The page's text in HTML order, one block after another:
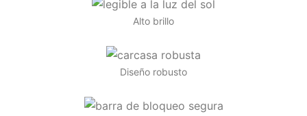
Alto brillo
Diseño robusto